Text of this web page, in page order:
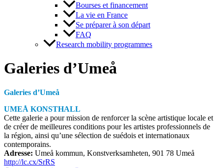
Bourses et financement
La vie en France
Se préparer à son départ
FAQ
Research mobility programmes
Galeries d’Umeå
Galeries d’Umeå
UMEÅ KONSTHALL
Cette galerie a pour mission de renforcer la scène artistique locale et
de créer de meilleures conditions pour les artistes professionnels de
la région, ainsi qu’une sélection de suédois et internationaux
contemporains.
Adresse: Umeå kommun, Konstverksamheten, 901 78 Umeå
http://lc.cx/SrRS